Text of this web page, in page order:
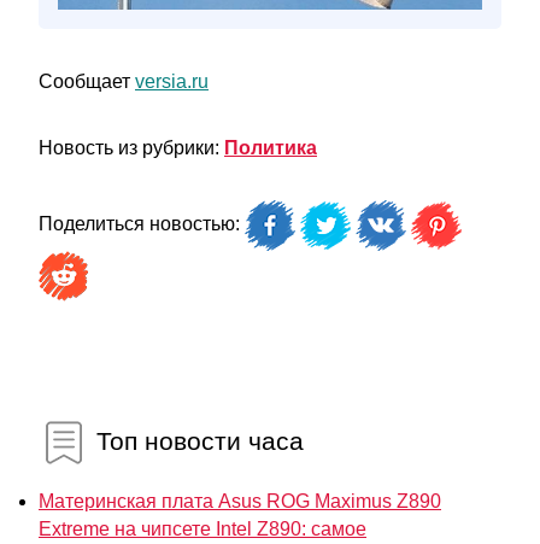
Сообщает versia.ru
Новость из рубрики: Политика
Поделиться новостью:
Топ новости часа
Материнская плата Asus ROG Maximus Z890
Extreme на чипсете Intel Z890: самое